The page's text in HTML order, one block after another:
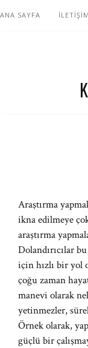
ANA SAYFA İLETİŞİM
Araştırma
ikna edilmeye
araştırma
Dolandırıcılar
için hızlı bir yol
çoğu zaman
manevi olarak
yetinmezler,
Örnek olarak,
güçlü bir